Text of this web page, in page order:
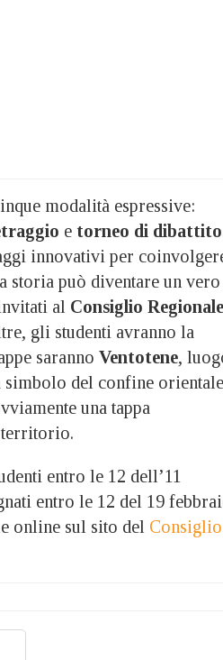
modalità espressive:
e torneo di dibattito
innovativi per
storia può diventare un vero
al Consiglio Regionale
gli studenti avranno la
saranno Ventotene,
simbolo del confine orientale
una tappa
territorio.
entro le 12 dell’11
entro le 12 del 19
online sul sito del Consiglio